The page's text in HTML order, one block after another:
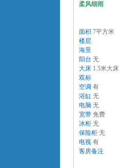
柔风细雨
面积 7平方米
楼层
海景
阳台 无
大床 1.5米大床
双标
空调 有
浴缸 无
电脑 无
宽带 免费
冰柜 无
保险柜 无
电视 有
客房备注